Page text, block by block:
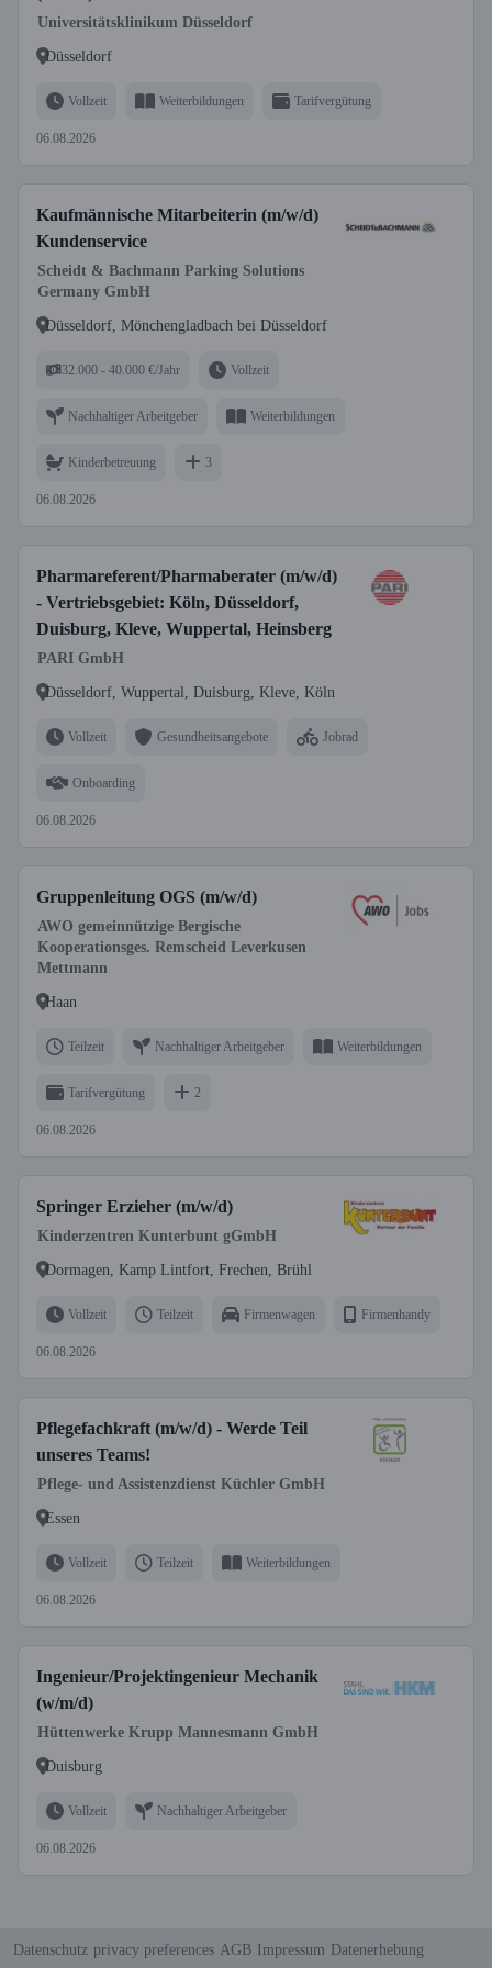
Universitätsklinikum Düsseldorf
Düsseldorf
Vollzeit Weiterbildungen Tarifvergütung
06.08.2026
Kaufmännische Mitarbeiterin (m/w/d)
Kundenservice
Scheidt & Bachmann Parking Solutions
Germany GmbH
Düsseldorf, Mönchengladbach bei Düsseldorf
32.000 - 40.000 €/Jahr Vollzeit
Nachhaltiger Arbeitgeber Weiterbildungen
Kinderbetreuung 3
06.08.2026
Pharmareferent/Pharmaberater (m/w/d)
- Vertriebsgebiet: Köln, Düsseldorf,
Duisburg, Kleve, Wuppertal, Heinsberg
PARI GmbH
Düsseldorf, Wuppertal, Duisburg, Kleve, Köln
Vollzeit Gesundheitsangebote Jobrad
Onboarding
06.08.2026
Gruppenleitung OGS (m/w/d)
AWO gemeinnützige Bergische
Kooperationsges. Remscheid Leverkusen
Mettmann
Haan
Teilzeit Nachhaltiger Arbeitgeber Weiterbildungen
Tarifvergütung 2
06.08.2026
Springer Erzieher (m/w/d)
Kinderzentren Kunterbunt gGmbH
Dormagen, Kamp Lintfort, Frechen, Brühl
Vollzeit Teilzeit Firmenwagen Firmenhandy
06.08.2026
Pflegefachkraft (m/w/d) - Werde Teil
unseres Teams!
Pflege- und Assistenzdienst Küchler GmbH
Essen
Vollzeit Teilzeit Weiterbildungen
06.08.2026
Ingenieur/Projektingenieur Mechanik
(w/m/d)
Hüttenwerke Krupp Mannesmann GmbH
Duisburg
Vollzeit Nachhaltiger Arbeitgeber
06.08.2026
Datenschutz privacy preferences AGB Impressum Datenerhebung